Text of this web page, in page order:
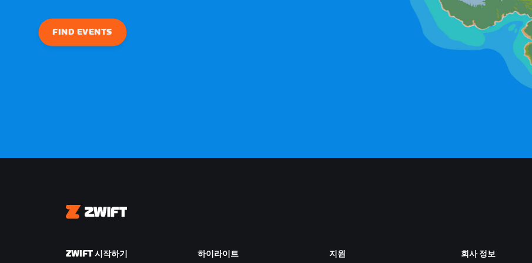
FIND EVENTS
Zwift
ZWIFT 시작하기 하이라이트 지원 회사 정보